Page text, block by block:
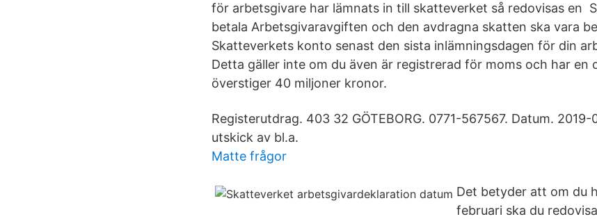
för arbetsgivare har lämnats in till skatteverket så redovisas en
betala Arbetsgivaravgiften och den avdragna skatten ska vara
Skatteverkets konto senast den sista inlämningsdagen för din
Detta gäller inte om du även är registrerad för moms och har en
överstiger 40 miljoner kronor.
Registerutdrag. 403 32 GÖTEBORG. 0771-567567. Datum.
utskick av bl.a.
Matte frågor
Det betyder att om du
februari ska du